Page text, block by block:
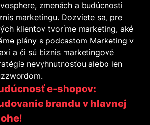
zmenách a budúcnosti
marketingu. Dozviete sa, pre
klientov tvoríme marketing, aké
plány s podcastom Marketing v
a či sú biznis marketingové
nevyhnutnosťou alebo len
e-shopov:
brandu v hlavnej